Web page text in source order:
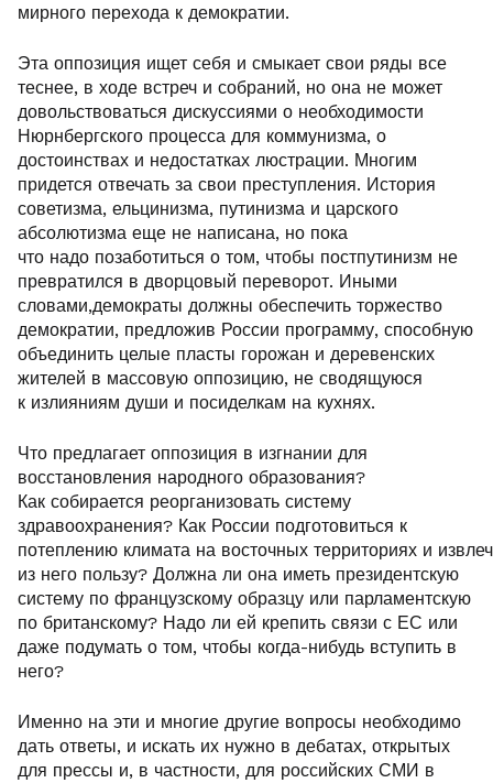
мирного перехода к демократии.
Эта оппозиция ищет себя и смыкает свои ряды все
теснее, в ходе встреч и собраний, но она не может
довольствоваться дискуссиями о необходимости
Нюрнбергского процесса для коммунизма, о
достоинствах и недостатках люстрации. Многим
придется отвечать за свои преступления. История
советизма, ельцинизма, путинизма и царского
абсолютизма еще не написана, но пока
что надо позаботиться о том, чтобы постпутинизм не
превратился в дворцовый переворот. Иными
словами,демократы должны обеспечить торжество
демократии, предложив России программу, способную
объединить целые пласты горожан и деревенских
жителей в массовую оппозицию, не сводящуюся
к излияниям души и посиделкам на кухнях.
Что предлагает оппозиция в изгнании для
восстановления народного образования?
Как собирается реорганизовать систему
здравоохранения? Как России подготовиться к
потеплению климата на восточных территориях и
из него пользу? Должна ли она иметь президентскую
систему по французскому образцу или парламентскую
по британскому? Надо ли ей крепить связи с ЕС или
даже подумать о том, чтобы когда-нибудь вступить в
него?
Именно на эти и многие другие вопросы необходимо
дать ответы, и искать их нужно в дебатах, открытых
для прессы и, в частности, для российских СМИ в